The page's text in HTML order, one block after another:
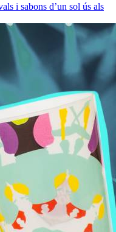
i sabons d’un sol ús als